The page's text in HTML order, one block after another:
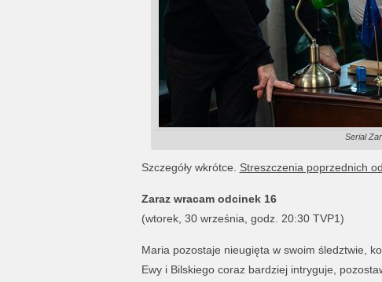
Serial
Szczegóły wkrótce. Streszczenia poprzednich
Zaraz wracam odcinek 16
(wtorek, 30 września, godz. 20:30 TVP1)
Maria pozostaje nieugięta w swoim śledztwie,
Ewy i Bilskiego coraz bardziej intryguje,